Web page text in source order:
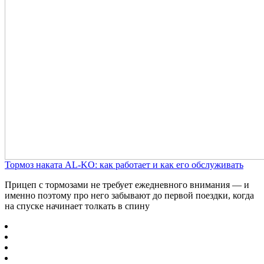
Тормоз наката AL-KO: как работает и как его обслуживать
Прицеп с тормозами не требует ежедневного внимания — и
именно поэтому про него забывают до первой поездки, когда
на спуске начинает толкать в спину